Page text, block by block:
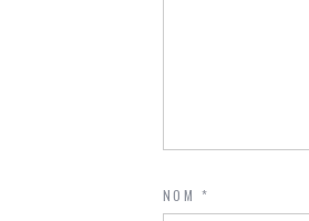
NOM *